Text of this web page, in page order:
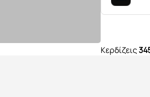
Κερδίζεις